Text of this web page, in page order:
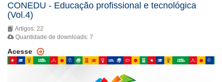
CONEDU - Educação profissional e tecnológica
(Vol.4)
Artigos: 22
Quantidade de downloads: 7
Acesse